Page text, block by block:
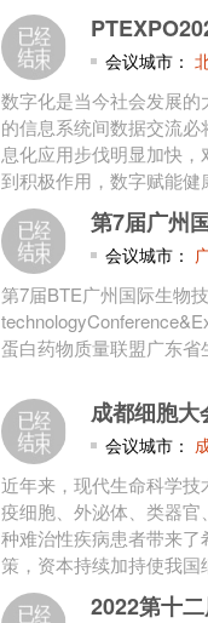
会议城市：
数字化是当今社会发展
的信息系统间数据交流
息化应用步伐明显加快
到积极作用，数字赋能健
第7届广州
会议城市：
第7届BTE广州国际生物
蛋白药物质量联盟广东省
成都细胞
会议城市：
近年来，现代生命科学
疫细胞、外泌体、类器
种难治性疾病患者带来
策，资本持续加持使我
2022第十